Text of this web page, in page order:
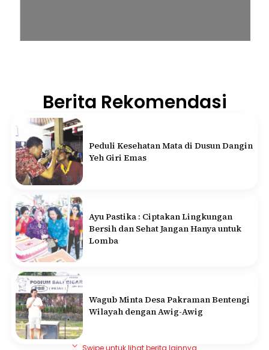
Berita Rekomendasi
Peduli Kesehatan Mata di Dusun Dangin
Yeh Giri Emas
Ayu Pastika : Ciptakan Lingkungan
Bersih dan Sehat Jangan Hanya untuk
Lomba
Wagub Minta Desa Pakraman Bentengi
Wilayah dengan Awig-Awig
Swipe untuk lihat berita lainnya